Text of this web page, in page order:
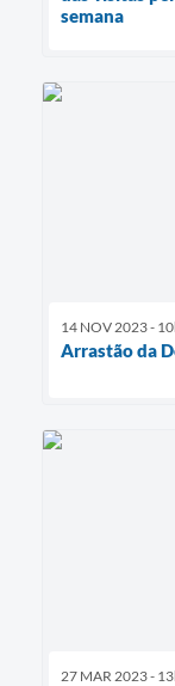
semana
14 NOV 2023 -
Arrastão da
27 MAR 2023 -